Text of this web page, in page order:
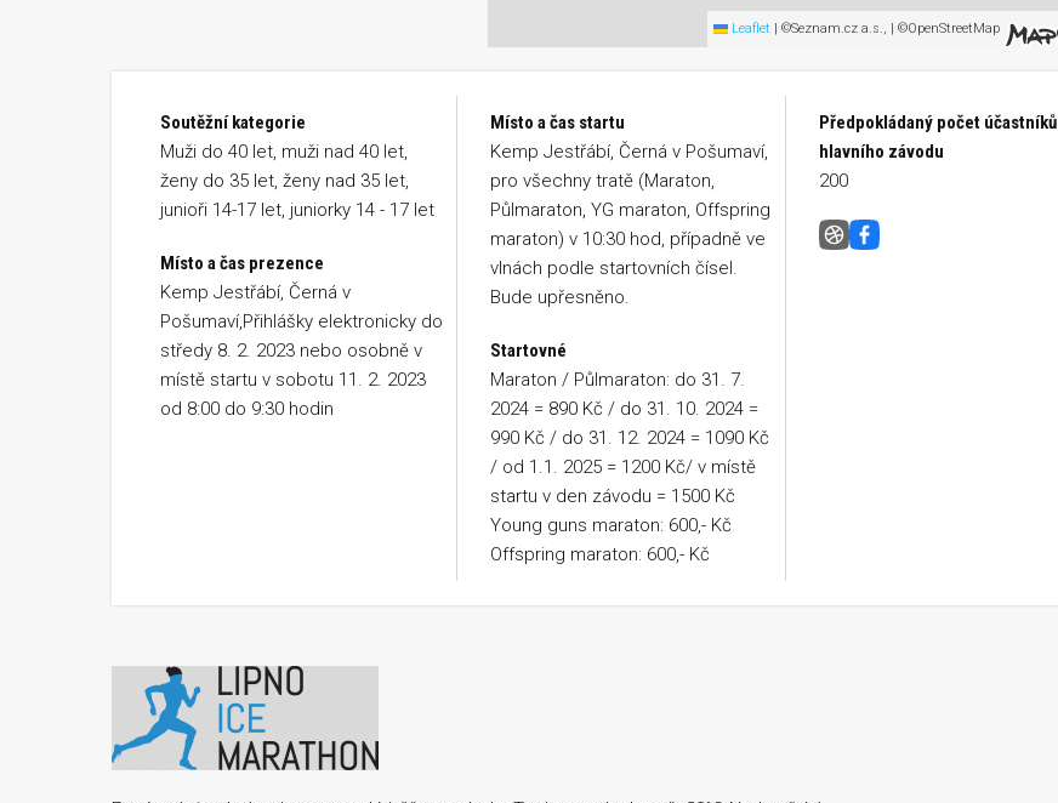
Leaflet | ©Seznam.cz a.s., | ©OpenStreetMap
Soutěžní kategorie
Muži do 40 let, muži nad 40 let,
ženy do 35 let, ženy nad 35 let,
junioři 14-17 let, juniorky 14 - 17 let
Místo a čas prezence
Kemp Jestřábí, Černá v
Pošumaví,Přihlášky elektronicky do
středy 8. 2. 2023 nebo osobně v
místě startu v sobotu 11. 2. 2023
od 8:00 do 9:30 hodin
Místo a čas startu
Kemp Jestřábí, Černá v Pošumaví,
pro všechny tratě (Maraton,
Půlmaraton, YG maraton, Offspring
maraton) v 10:30 hod, případně ve
vlnách podle startovních čísel.
Bude upřesněno.
Startovné
Maraton / Půlmaraton: do 31. 7.
2024 = 890 Kč / do 31. 10. 2024 =
990 Kč / do 31. 12. 2024 = 1090 Kč
/ od 1.1. 2025 = 1200 Kč/ v místě
startu v den závodu = 1500 Kč
Young guns maraton: 600,- Kč
Offspring maraton: 600,- Kč
Předpokládaný počet účastníků
hlavního závodu
200
Lipno Ice Marathon
Facebook